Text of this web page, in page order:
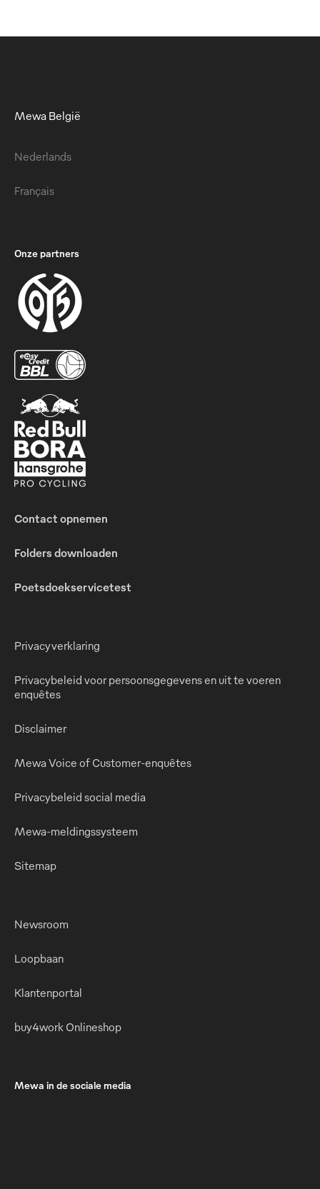
Mewa België
Nederlands
Français
Onze partners
Contact opnemen
Folders downloaden
Poetsdoekservicetest
Privacyverklaring
Privacybeleid voor persoonsgegevens en uit te voeren
enquêtes
Disclaimer
Mewa Voice of Customer-enquêtes
Privacybeleid social media
Mewa-meldingssysteem
Sitemap
Newsroom
Loopbaan
Klantenportal
buy4work Onlineshop
Mewa in de sociale media